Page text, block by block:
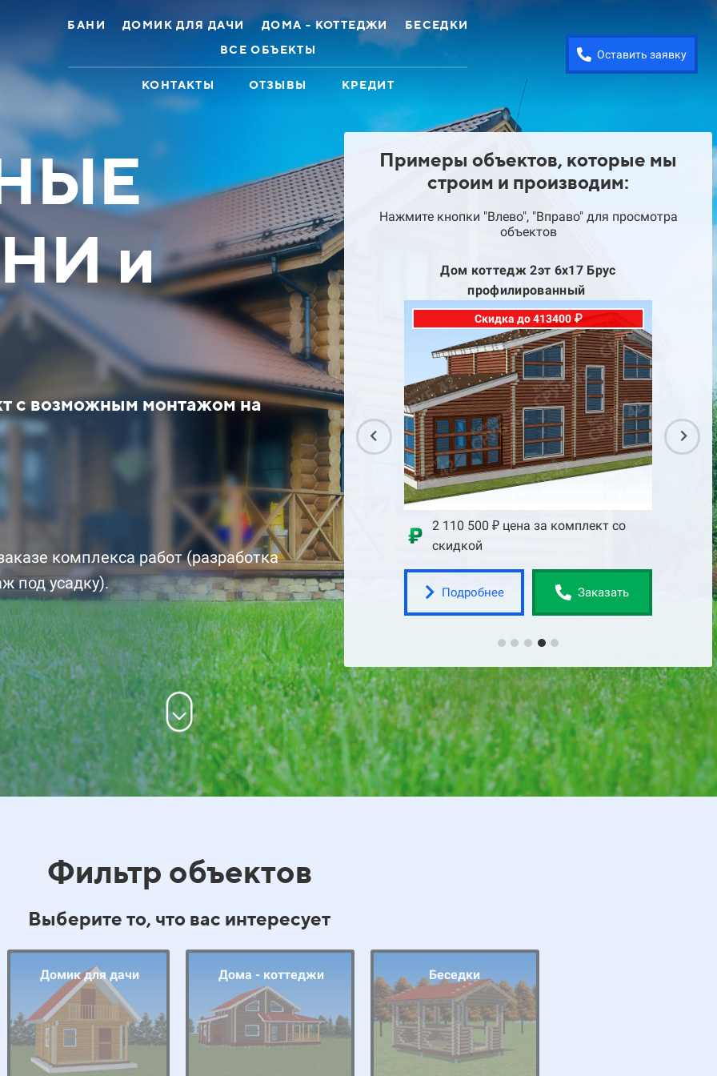
БАНИ ДОМИК ДЛЯ ДАЧИ ДОМА - КОТТЕДЖИ
БЕСЕДКИ
ВСЕ ОБЪЕКТЫ
КОНТАКТЫ ОТЗЫВЫ КРЕДИТ
Оставить заявку
и
с возможным монтажом на
комплекса работ (разработка
под усадку).
Примеры объектов, которые мы
строим и производим:
Нажмите кнопки "Влево", "Вправо" для просмотра
объектов
2эт 8х12 Брус
448100 ₽
за комплект со
Заказать
Дом коттедж 11х13
Оцилиндрованное бревно
Скидка до 329600 ₽
1 892 700 ₽ цена за комплект со
скидкой
Подробнее Заказать
Дом коттедж 2эт 6х17 Брус
профилированный
Скидка до 413400 ₽
2 110 500 ₽ цена за комплект со
скидкой
Подробнее Заказать
2
Фильтр объектов
Выберите то, что вас интересует
Домик для дачи Дома - коттеджи Беседки